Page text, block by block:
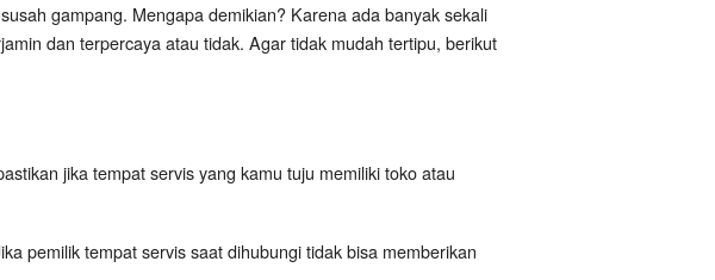
gampang. Mengapa demikian? Karena ada banyak sekali
dan terpercaya atau tidak. Agar tidak mudah tertipu, berikut
jika tempat servis yang kamu tuju memiliki toko atau
pemilik tempat servis saat dihubungi tidak bisa memberikan